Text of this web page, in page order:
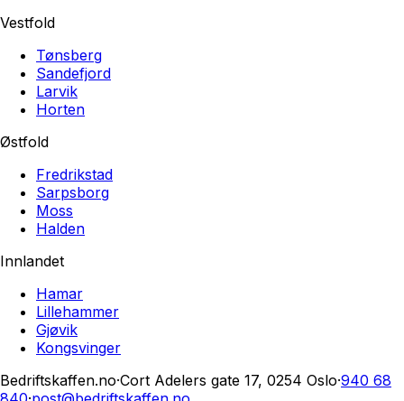
Vestfold
Tønsberg
Sandefjord
Larvik
Horten
Østfold
Fredrikstad
Sarpsborg
Moss
Halden
Innlandet
Hamar
Lillehammer
Gjøvik
Kongsvinger
Bedriftskaffen.no·Cort Adelers gate 17, 0254 Oslo·940 68